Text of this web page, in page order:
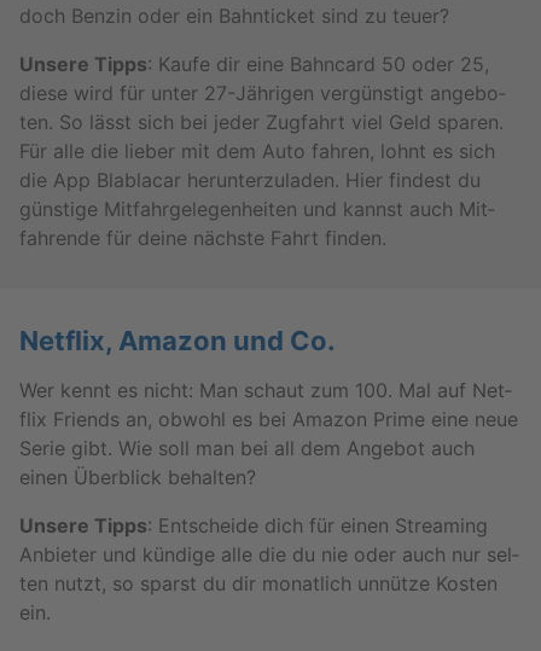
doch Ben­zin oder ein Bahn­ti­cket sind zu teuer?
Un­se­re Tipps: Kaufe dir eine Bahn­card 50 oder 25,
diese wird für unter 27-Jäh­ri­gen ver­güns­tigt an­ge­bo­
ten. So lässt sich bei jeder Zug­fahrt viel Geld spa­ren.
Für alle die lie­ber mit dem Auto fah­ren, lohnt es sich
die App Bla­bla­car her­un­ter­zu­la­den. Hier fin­dest du
güns­ti­ge Mit­fahr­ge­le­gen­hei­ten und kannst auch Mit­
fah­ren­de für deine nächs­te Fahrt fin­den.
Net­flix, Ama­zon und Co.
Wer kennt es nicht: Man schaut zum 100. Mal auf Net­
flix Fri­ends an, ob­wohl es bei Ama­zon Prime eine neue
Serie gibt. Wie soll man bei all dem An­ge­bot auch
einen Über­blick be­hal­ten?
Un­se­re Tipps: Ent­schei­de dich für einen Strea­m­ing
An­bie­ter und kün­di­ge alle die du nie oder auch nur sel­
ten nutzt, so sparst du dir mo­nat­lich un­nüt­ze Kos­ten
ein.